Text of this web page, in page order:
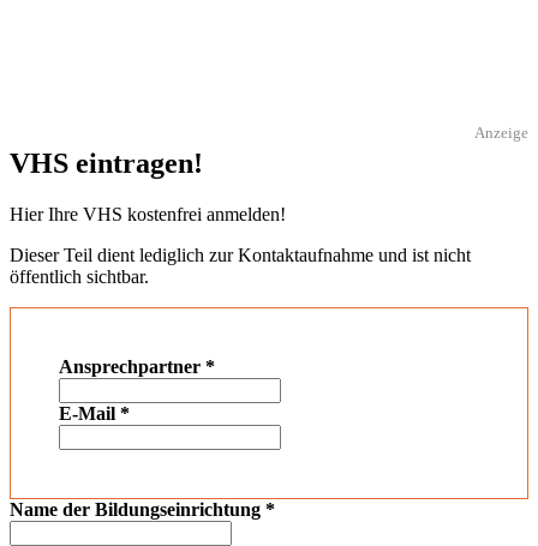
Anzeige
VHS eintragen!
Hier Ihre VHS kostenfrei anmelden!
Dieser Teil dient lediglich zur Kontaktaufnahme und ist nicht
öffentlich sichtbar.
Ansprechpartner *
E-Mail *
Name der Bildungseinrichtung *